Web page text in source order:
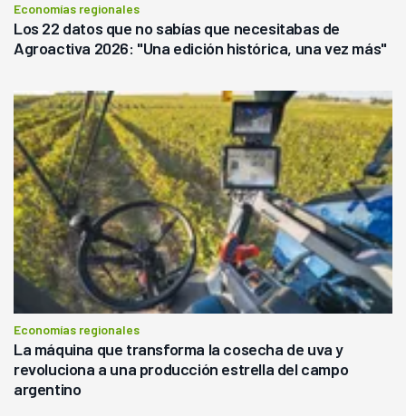
Economías regionales
Los 22 datos que no sabías que necesitabas de
Agroactiva 2026: "Una edición histórica, una vez más"
Economías regionales
La máquina que transforma la cosecha de uva y
revoluciona a una producción estrella del campo
argentino